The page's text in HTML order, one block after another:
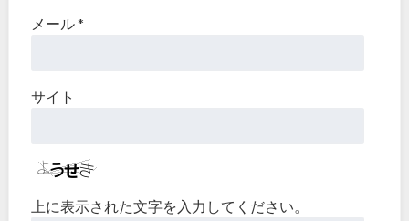
メール*
サイト
上に表示された文字を入力してください。